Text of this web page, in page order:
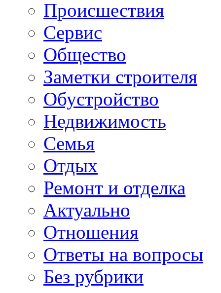
Происшествия
Сервис
Общество
Заметки строителя
Обустройство
Недвижимость
Семья
Отдых
Ремонт и отделка
Актуально
Отношения
Ответы на вопросы
Без рубрики